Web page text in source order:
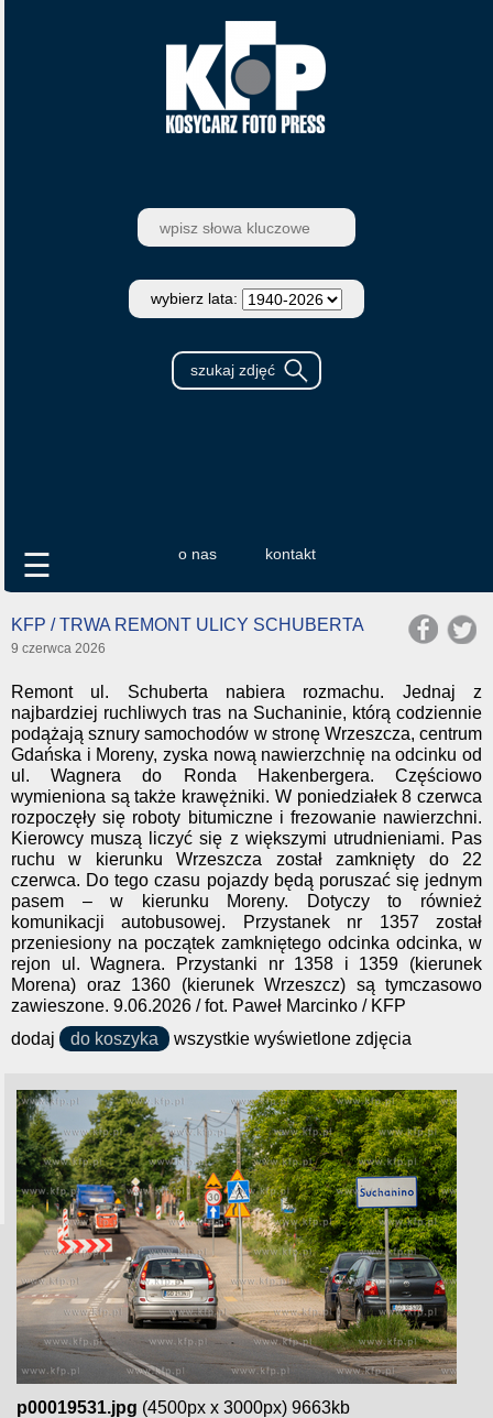
wybierz lata:
o nas kontakt
☰
KFP / TRWA REMONT ULICY SCHUBERTA
9 czerwca 2026
Remont ul. Schuberta nabiera rozmachu. Jednaj z
najbardziej ruchliwych tras na Suchaninie, którą codziennie
podążają sznury samochodów w stronę Wrzeszcza, centrum
Gdańska i Moreny, zyska nową nawierzchnię na odcinku od
ul. Wagnera do Ronda Hakenbergera. Częściowo
wymieniona są także krawężniki. W poniedziałek 8 czerwca
rozpoczęły się roboty bitumiczne i frezowanie nawierzchni.
Kierowcy muszą liczyć się z większymi utrudnieniami. Pas
ruchu w kierunku Wrzeszcza został zamknięty do 22
czerwca. Do tego czasu pojazdy będą poruszać się jednym
pasem – w kierunku Moreny. Dotyczy to również
komunikacji autobusowej. Przystanek nr 1357 został
przeniesiony na początek zamkniętego odcinka odcinka, w
rejon ul. Wagnera. Przystanki nr 1358 i 1359 (kierunek
Morena) oraz 1360 (kierunek Wrzeszcz) są tymczasowo
zawieszone. 9.06.2026 / fot. Paweł Marcinko / KFP
dodaj
do koszyka wszystkie wyświetlone zdjęcia
p00019531.jpg (4500px x 3000px) 9663kb